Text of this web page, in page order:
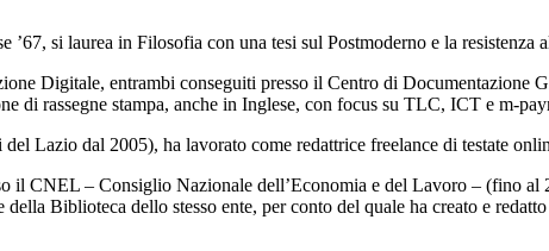
’67, si laurea in Filosofia con una tesi sul Postmoderno e la resistenza
Digitale, entrambi conseguiti presso il Centro di Documentazione
di rassegne stampa, anche in Inglese, con focus su TLC, ICT e m-
Lazio dal 2005), ha lavorato come redattrice freelance di testate
il CNEL – Consiglio Nazionale dell’Economia e del Lavoro – (fino
Biblioteca dello stesso ente, per conto del quale ha creato e